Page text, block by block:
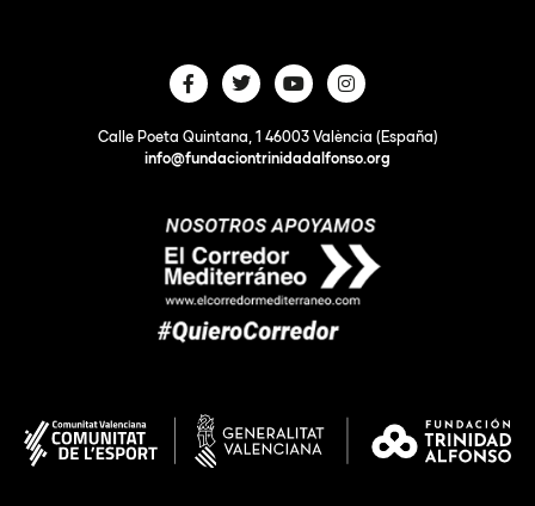
Calle Poeta Quintana, 1 46003 València (España)
info@fundaciontrinidadalfonso.org